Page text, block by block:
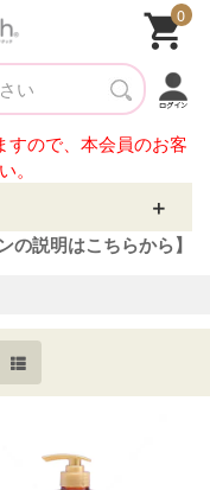
0
すので、本会員のお客
。
の説明はこちらから】